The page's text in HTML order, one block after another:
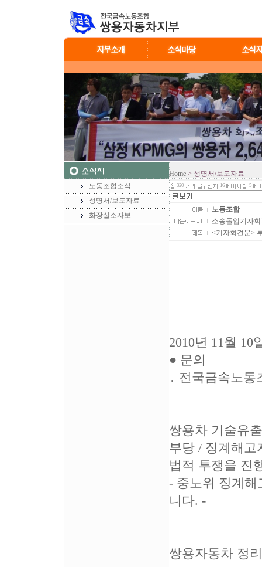
노동조합소식
성명서/보도자료
화장실소자보
Home > 성명서/보도자료
320 16 5
노동조합
소송돌입기자
<기자회견문>
2010년 11월 10
● 문의
․ 전국금속노동
쌍용차 기술유
부당 / 징계해고
법적 투쟁을 진
- 중노위 징계해
니다. -
쌍용자동차 정